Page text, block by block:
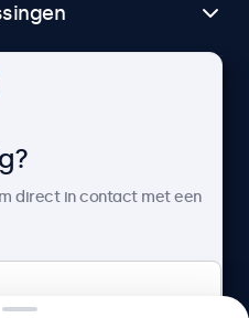
direct in contact met een